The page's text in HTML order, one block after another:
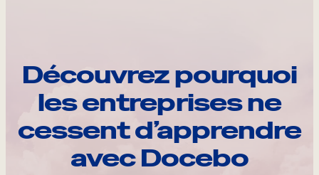
Découvrez pourquoi
les entreprises ne
cessent d’apprendre
avec Docebo